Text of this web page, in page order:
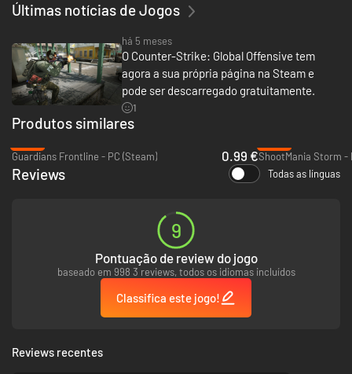
Últimas notícias de Jogos
há 5 meses
O Counter-Strike: Global Offensive tem
agora a sua própria página na Steam e
pode ser descarregado gratuitamente.
1
Produtos similares
Guardians Frontline - PC (Steam)
0.99 €ShootMania Storm -
Reviews Todas as línguas
9
Pontuação de review do jogo
baseado em 998 3 reviews, todos os idiomas incluídos
Classifica este jogo!
Reviews recentes